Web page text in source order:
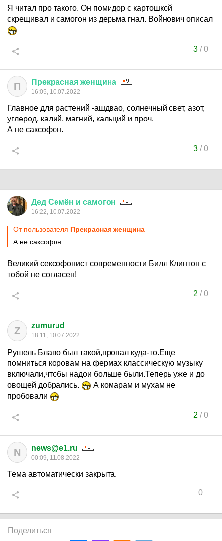
Я читал про такого. Он помидор с картошкой
скрещивал и самогон из дерьма гнал. Войнович описал
3/0
П Прекрасная женщина
16:05, 10.07.2022
Главное для растений -ашдвао, солнечный свет, азот,
углерод, калий, магний, кальций и проч.
А не саксофон.
3/0
Дед Семён и самогон
16:22, 10.07.2022
От пользователя Прекрасная женщина
А не саксофон.
Великий сексофонист современности Билл Клинтон с
тобой не согласен!
2 /0
Z zumurud
18:11, 10.07.2022
Рушель Блаво был такой,пропал куда-то.Еще
помниться коровам на фермах классическую музыку
включали,чтобы надои больше были.Теперь уже и до
овощей добрались.
А комарам и мухам не
пробовали
2 /0
N news@e1.ru
00:09, 11.08.2022
Тема автоматически закрыта.
0
Поделиться